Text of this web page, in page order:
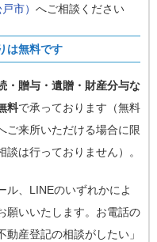
市） へご相談ください
は無料です
・贈与・遺贈・財産分与な
料で承っております（無料
ご来所いただける場合に限
は行っておりません）。
ル、LINEのいずれかによ
願いいたします。お電話の
産登記の相談がしたい」